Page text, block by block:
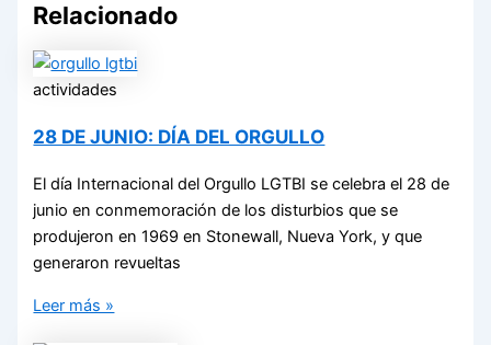
Relacionado
actividades
28 DE JUNIO: DÍA DEL ORGULLO
El día Internacional del Orgullo LGTBI se celebra el 28 de
junio en conmemoración de los disturbios que se
produjeron en 1969 en Stonewall, Nueva York, y que
generaron revueltas
Leer más »